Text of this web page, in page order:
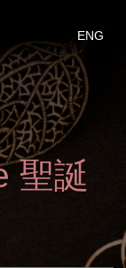
ENG
聖誕